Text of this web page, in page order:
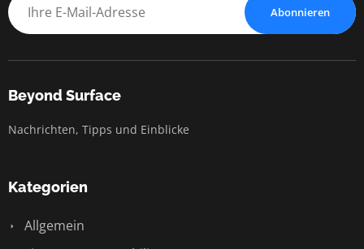
Abonnieren
Beyond Surface
Nachrichten, Tipps und Einblicke
Kategorien
Allgemein